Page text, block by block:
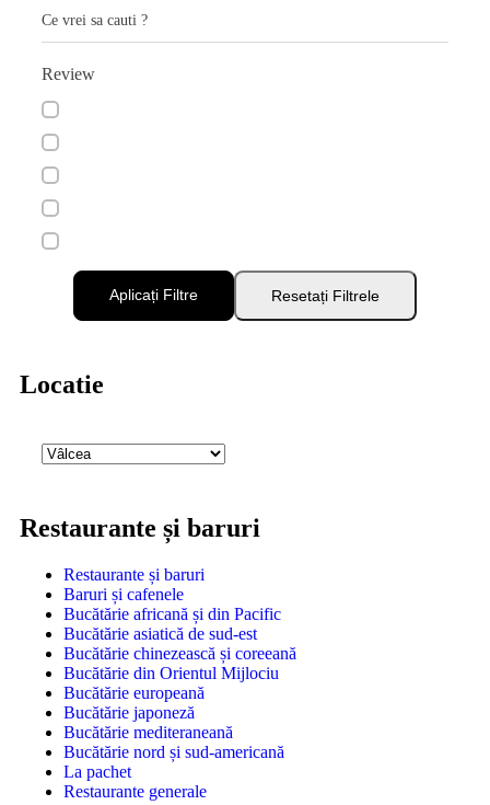
Ce vrei sa cauti ?
Review
Aplicați Filtre Resetați Filtrele
Locatie
Restaurante și baruri
Restaurante și baruri
Baruri și cafenele
Bucătărie africană și din Pacific
Bucătărie asiatică de sud-est
Bucătărie chinezească și coreeană
Bucătărie din Orientul Mijlociu
Bucătărie europeană
Bucătărie japoneză
Bucătărie mediteraneană
Bucătărie nord și sud-americană
La pachet
Restaurante generale